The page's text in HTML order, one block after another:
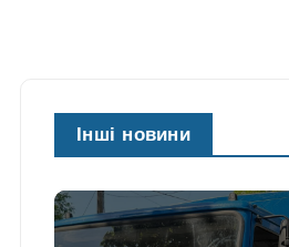
Інші новини